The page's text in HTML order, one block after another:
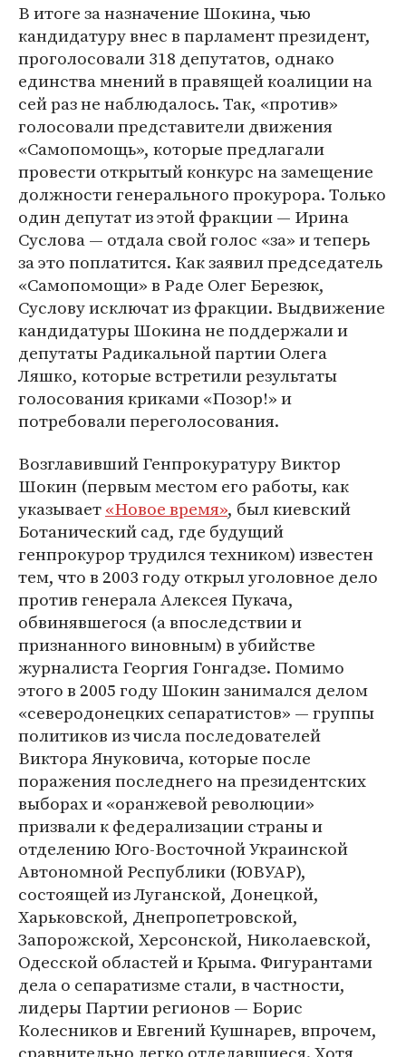
В итоге за назначение Шокина, чью
кандидатуру внес в парламент президент,
проголосовали 318 депутатов, однако
единства мнений в правящей коалиции на
сей раз не наблюдалось. Так, «против»
голосовали представители движения
«Самопомощь», которые предлагали
провести открытый конкурс на замещение
должности генерального прокурора. Только
один депутат из этой фракции — Ирина
Суслова — отдала свой голос «за» и теперь
за это поплатится. Как заявил председатель
«Самопомощи» в Раде Олег Березюк,
Суслову исключат из фракции. Выдвижение
кандидатуры Шокина не поддержали и
депутаты Радикальной партии Олега
Ляшко, которые встретили результаты
голосования криками «Позор!» и
потребовали переголосования.
Возглавивший Генпрокуратуру Виктор
Шокин (первым местом его работы, как
указывает«Новое время», был киевский
Ботанический сад, где будущий
генпрокурор трудился техником) известен
тем, что в 2003 году открыл уголовное дело
против генерала Алексея Пукача,
обвинявшегося (а впоследствии и
признанного виновным) в убийстве
журналиста Георгия Гонгадзе. Помимо
этого в 2005 году Шокин занимался делом
«северодонецких сепаратистов» — группы
политиков из числа последователей
Виктора Януковича, которые после
поражения последнего на президентских
выборах и «оранжевой революции»
призвали к федерализации страны и
отделению Юго-Восточной Украинской
Автономной Республики (ЮВУАР),
состоящей из Луганской, Донецкой,
Харьковской, Днепропетровской,
Запорожской, Херсонской, Николаевской,
Одесской областей и Крыма. Фигурантами
дела о сепаратизме стали, в частности,
лидеры Партии регионов — Борис
Колесников и Евгений Кушнарев, впрочем,